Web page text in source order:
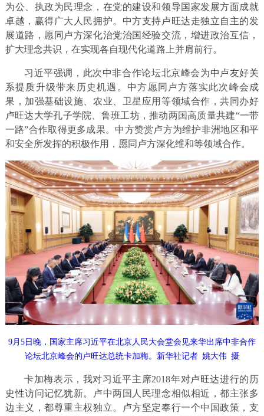
为公、执政为民理念，在党的建设和领导国家发展方面成就
卓越，赢得广大人民拥护。中方支持卢旺达走独立自主的发
展道路，愿同卢方深化治党治国经验交流，增进政治互信，
扩大理念共识，在实现各自现代化道路上并肩前行。
习近平强调，此次中非合作论坛北京峰会为中卢友好关
系提质升级带来历史机遇。中方愿同卢方落实此次峰会成
果，加强基础设施、农业、卫星应用等领域合作，共同办好
卢旺达大学孔子学院、鲁班工坊，推动两国高质量共建“一带
一路”合作取得更多成果。中方赞赏卢方为维护非洲地区和平
和安全所发挥的积极作用，愿同卢方深化维和等领域合作。
9月5日晚，国家主席习近平在北京人民大会堂会见来华出席中非合作
论坛北京峰会的卢旺达总统卡加梅。新华社记者 姚大伟 摄
卡加梅表示，我对习近平主席2018年对卢旺达进行的历
史性访问记忆犹新。卢中两国人民理念相似相近，都主张多
边主义，都尊重主权独立。卢方坚定奉行一个中国政策，支